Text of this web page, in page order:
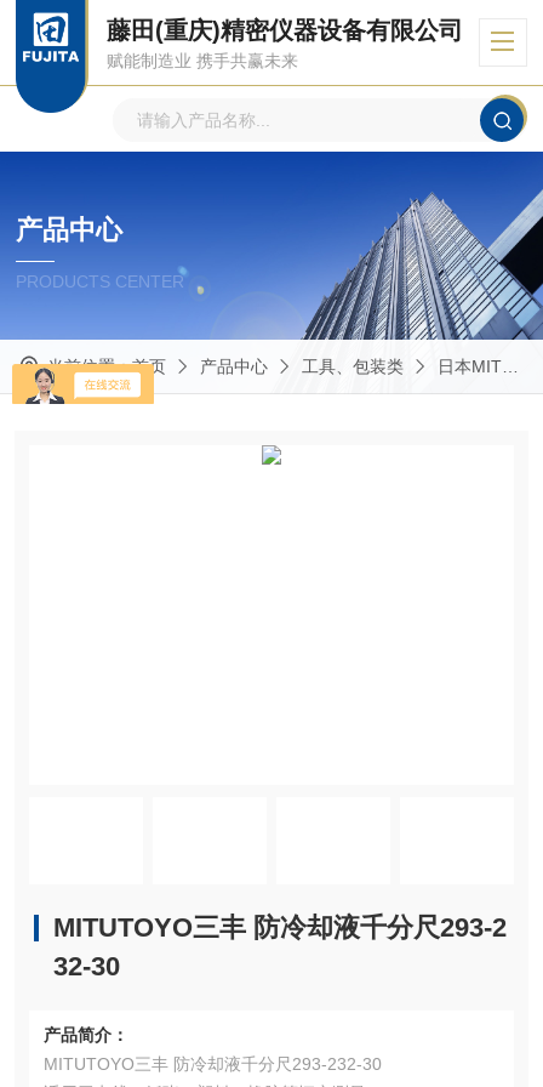
藤田(重庆)精密仪器设备有限公司
赋能制造业 携手共赢未来
产品中心
PRODUCTS CENTER
当前位置：首页 产品中心 工具、包装类 日本MITUTOYO三丰
MITUTOYO三丰 防冷却液千分尺293-2
32-30
产品简介：
MITUTOYO三丰 防冷却液千分尺293-232-30